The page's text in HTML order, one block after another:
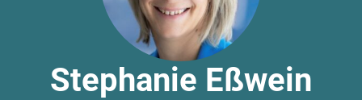
Stephanie Eßwein